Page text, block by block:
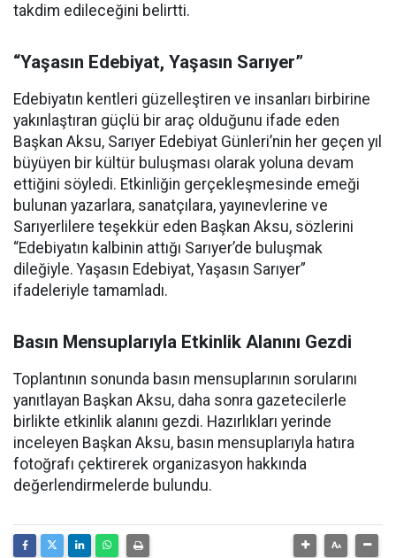
takdim edileceğini belirtti.
“Yaşasın Edebiyat, Yaşasın Sarıyer”
Edebiyatın kentleri güzelleştiren ve insanları birbirine
yakınlaştıran güçlü bir araç olduğunu ifade eden
Başkan Aksu, Sarıyer Edebiyat Günleri’nin her geçen yıl
büyüyen bir kültür buluşması olarak yoluna devam
ettiğini söyledi. Etkinliğin gerçekleşmesinde emeği
bulunan yazarlara, sanatçılara, yayınevlerine ve
Sarıyerlilere teşekkür eden Başkan Aksu, sözlerini
“Edebiyatın kalbinin attığı Sarıyer’de buluşmak
dileğiyle. Yaşasın Edebiyat, Yaşasın Sarıyer”
ifadeleriyle tamamladı.
Basın Mensuplarıyla Etkinlik Alanını Gezdi
Toplantının sonunda basın mensuplarının sorularını
yanıtlayan Başkan Aksu, daha sonra gazetecilerle
birlikte etkinlik alanını gezdi. Hazırlıkları yerinde
inceleyen Başkan Aksu, basın mensuplarıyla hatıra
fotoğrafı çektirerek organizasyon hakkında
değerlendirmelerde bulundu.